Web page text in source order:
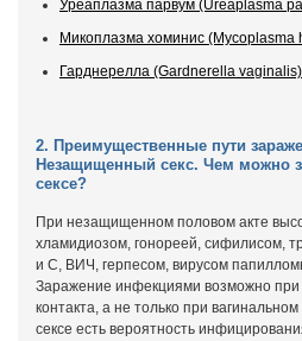
Уреаплазма парвум (Ureaplasma
Микоплазма хоминис (Mycoplasma
Гарднерелла (Gardnerella vaginalis)
2. Преимущественные пути
Незащищенный секс. Чем можно
сексе?
При незащищенном половом акте
хламидиозом, гонореей, сифилисом,
и С, ВИЧ, герпесом, вирусом
Заражение инфекциями возможно при
контакта, а не только при
сексе есть вероятность